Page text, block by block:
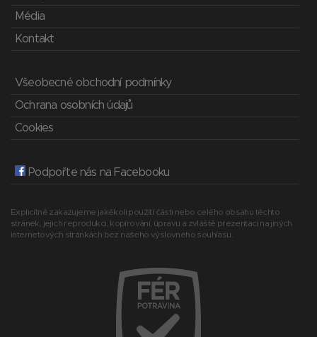
Média
Kontakt
Všeobecné obchodní podmínky
Ochrana osobních údajů
Cookies
Podpořte nás na Facebooku
Explicitně zakazujeme jakékoli použití části nebo celého obsahu těchto
stránek, jejich reprodukci, kopírování, úpravu a zvláště prezentaci na jiných
internetových stránkách bez našeho výslovného souhlasu.